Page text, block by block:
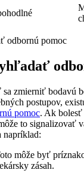
zmierniť bodavú
postupov,
pomoc. Ak bolesť
to signalizovať
napríklad:
môže byť
zásah.